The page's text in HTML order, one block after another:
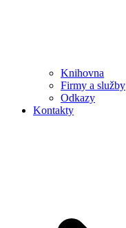
Knihovna
Firmy a služby
Odkazy
Kontakty